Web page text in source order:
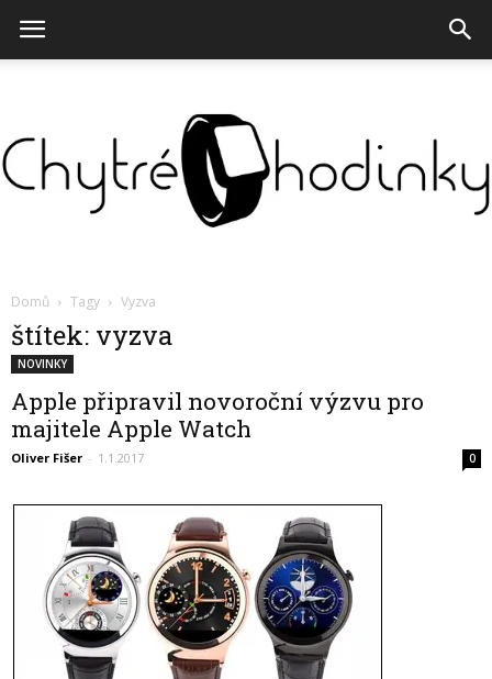
Domů Tagy Vyzva
štítek: vyzva
NOVINKY
Apple připravil novoroční výzvu pro
majitele Apple Watch
Oliver Fišer - 1.1.2017 0